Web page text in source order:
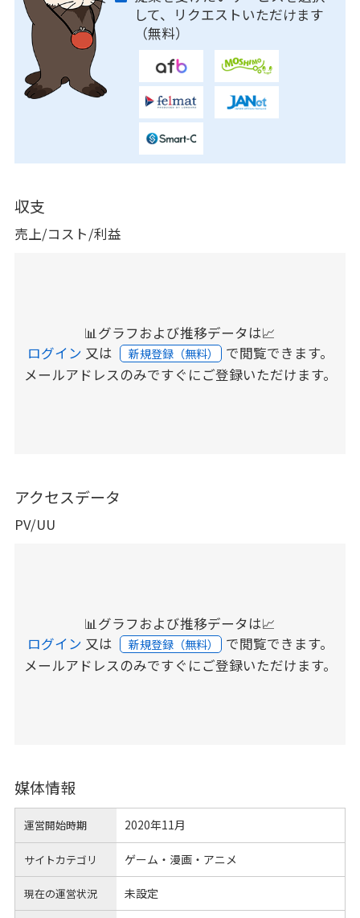
して、リクエストいただけます
（無料）
収支
売上/コスト/利益
📊グラフおよび推移データは📈
ログイン 又は 新規登録（無料） で閲覧できます。
メールアドレスのみですぐにご登録いただけます。
アクセスデータ
PV/UU
📊グラフおよび推移データは📈
ログイン 又は 新規登録（無料） で閲覧できます。
メールアドレスのみですぐにご登録いただけます。
媒体情報
運営開始時期 2020年11月
サイトカテゴリ ゲーム・漫画・アニメ
現在の運営状況 未設定